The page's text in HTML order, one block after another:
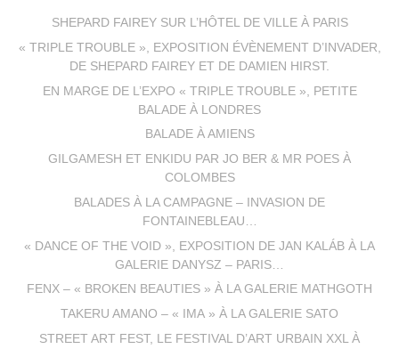
SHEPARD FAIREY SUR L’HÔTEL DE VILLE À PARIS
« TRIPLE TROUBLE », EXPOSITION ÉVÈNEMENT D’INVADER,
DE SHEPARD FAIREY ET DE DAMIEN HIRST.
EN MARGE DE L’EXPO « TRIPLE TROUBLE », PETITE
BALADE À LONDRES
BALADE À AMIENS
GILGAMESH ET ENKIDU PAR JO BER & MR POES À
COLOMBES
BALADES À LA CAMPAGNE – INVASION DE
FONTAINEBLEAU…
« DANCE OF THE VOID », EXPOSITION DE JAN KALÁB À LA
GALERIE DANYSZ – PARIS…
FENX – « BROKEN BEAUTIES » À LA GALERIE MATHGOTH
TAKERU AMANO – « IMA » À LA GALERIE SATO
STREET ART FEST, LE FESTIVAL D’ART URBAIN XXL À